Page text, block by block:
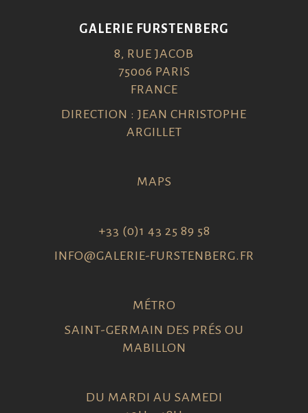
GALERIE FURSTENBERG
8, RUE JACOB
75006 PARIS
FRANCE
DIRECTION : JEAN CHRISTOPHE
ARGILLET
MAPS
+33 (0)1 43 25 89 58
INFO@GALERIE-FURSTENBERG.FR
MÉTRO
SAINT-GERMAIN DES PRÉS OU
MABILLON
DU MARDI AU SAMEDI